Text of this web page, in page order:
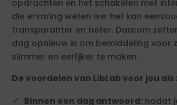
opdrachten en het schakelen met
die ervaring weten we: het kan
transparanter en beter. Daarom
dag opnieuw in om bemiddeling voor
slimmer en eerlijker te maken.
De voordelen van LibLab voor jou
Binnen een dag antwoord: nadat